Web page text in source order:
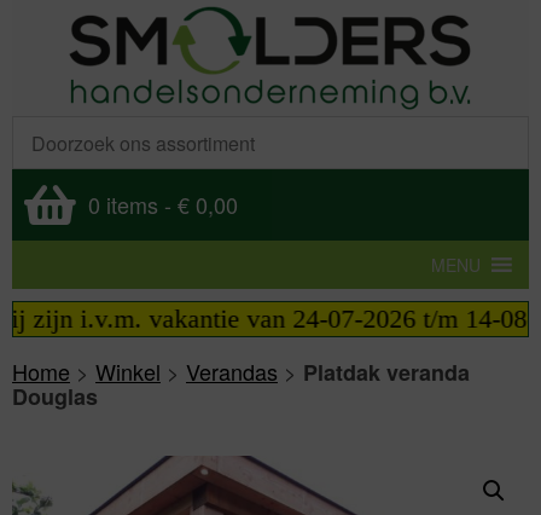
0 items - € 0,00
MENU
i.v.m. vakantie van 24-07-2026 t/m 14-08-
Home > Winkel > Verandas > Platdak veranda
Douglas